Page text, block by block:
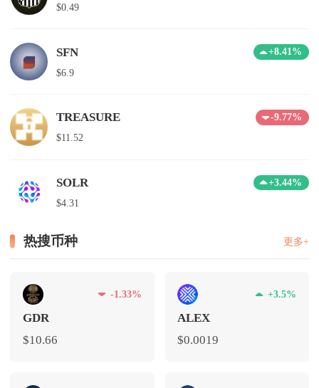
$0.49
SFN
+8.41%
$6.9
TREASURE
-9.77%
$11.52
SOLR
+3.44%
$4.31
热搜币种 更多+
-1.33%
GDR
$10.66
+3.5%
ALEX
$0.0019